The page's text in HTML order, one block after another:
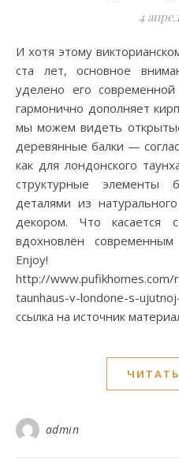
4
И хотя этому викторианскому дому в Лондоне больше
ста лет, основное
уделено его
гармонично дополняет
мы можем видеть
деревянные балки —
как для лондонского
структурные элементы
деталями из
декором. Что касается
вдохновлён современным
Enjoy!
http://
taunhaus-v-londone-s-
ссылка на источник
admin